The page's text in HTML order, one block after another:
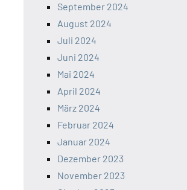
September 2024
August 2024
Juli 2024
Juni 2024
Mai 2024
April 2024
März 2024
Februar 2024
Januar 2024
Dezember 2023
November 2023